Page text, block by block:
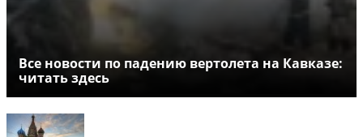
Все новости по падению вертолета на Кавказе:
читать здесь